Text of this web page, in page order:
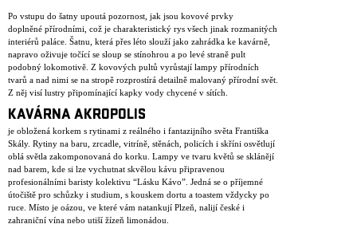
Po vstupu do šatny upoutá pozornost, jak jsou kovové prvky
doplněné přírodními, což je charakteristický rys všech jinak rozmanitých
interiérů paláce. Šatnu, která přes léto slouží jako zahrádka ke kavárně,
napravo oživuje točící se sloup se stínohrou a po levé straně pult
podobný lokomotivě. Z kovových pultů vyrůstají lampy přírodních
tvarů a nad nimi se na stropě rozprostírá detailně malovaný přírodní svět.
Z něj visí lustry připomínající kapky vody chycené v sítích.
KAVÁRNA AKROPOLIS
je obložená korkem s rytinami z reálného i fantazijního světa Františka
Skály. Rytiny na baru, zrcadle, vitríně, stěnách, policích i skříni osvětlují
oblá světla zakomponovaná do korku. Lampy ve tvaru květů se sklánějí
nad barem, kde si lze vychutnat skvělou kávu připravenou
profesionálními baristy kolektivu “Lásku Kávo”. Jedná se o příjemné
útočiště pro schůzky i studium, s kouskem dortu a toastem vždycky po
ruce. Místo je oázou, ve které vám natankují Plzeň, nalijí české i
zahraniční vína nebo utiší žízeň limonádou.